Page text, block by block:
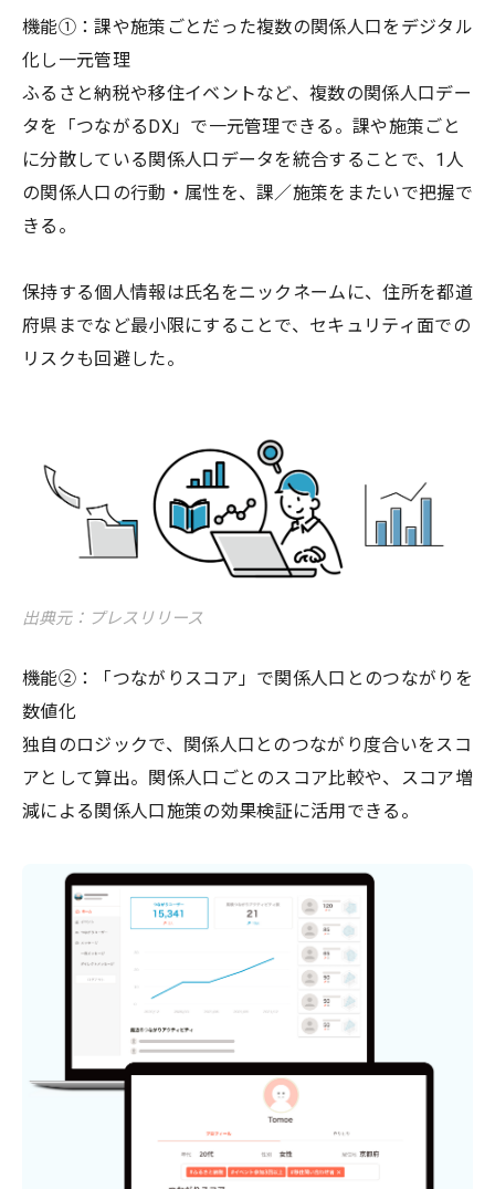
機能①：課や施策ごとだった複数の関係人口をデジタル
化し一元管理
ふるさと納税や移住イベントなど、複数の関係人口デー
タを「つながるDX」で一元管理できる。課や施策ごと
に分散している関係人口データを統合することで、1人
の関係人口の行動・属性を、課／施策をまたいで把握で
きる。
保持する個人情報は氏名をニックネームに、住所を都道
府県までなど最小限にすることで、セキュリティ面での
リスクも回避した。
出典元：プレスリリース
機能②：「つながりスコア」で関係人口とのつながりを
数値化
独自のロジックで、関係人口とのつながり度合いをスコ
アとして算出。関係人口ごとのスコア比較や、スコア増
減による関係人口施策の効果検証に活用できる。